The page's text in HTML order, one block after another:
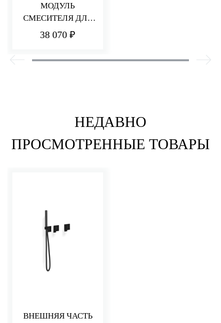
МОДУЛЬ
СМЕСИТЕЛЯ ДЛЯ
ВАННЫ/ДУША
38 070 ₽
НЕДАВНО
ПРОСМОТРЕННЫЕ ТОВАРЫ
ВНЕШНЯЯ ЧАСТЬ